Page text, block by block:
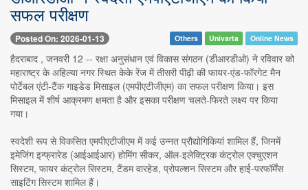
सफल परीक्षण
Posted On: 2026-01-13 Others Univarta Online News
हैदराबाद , जनवरी 12 -- रक्षा अनुसंधान एवं विकास संगठन (डीआरडीओ) ने रविवार को
महाराष्ट्र के अहिल्या नगर स्थित केके रेंज में तीसरी पीढ़ी की फायर-एंड-फॉरगेट मैन
पोर्टेबल एंटी-टैंक गाइडेड मिसाइल (एमपीएटीजीएम) का सफल परीक्षण किया। इस
मिसाइल में शीर्ष आक्रमण क्षमता है और इसका परीक्षण चलते-फिरते लक्ष्य पर किया
गया।
स्वदेशी रूप से विकसित एमपीएटीजीएम में कई उन्नत प्रौद्योगिकियां शामिल हैं, जिनमें
इमेजिंग इन्फ्रारेड (आईआईआर) होमिंग सीकर, ऑल-इलेक्ट्रिक कंट्रोल एक्चुएशन
सिस्टम, फायर कंट्रोल सिस्टम, टैंडम वारहेड, प्रोपल्शन सिस्टम और हाई-परफॉर्मेंस
साइटिंग सिस्टम शामिल हैं।